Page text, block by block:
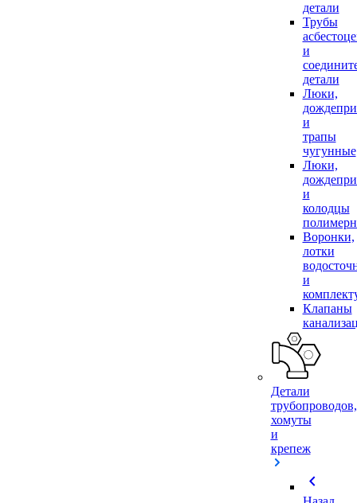
детали
Трубы
и
детали
Люки,
и
трапы
чугунные
Люки,
и
колодцы
Воронки,
лотки
и
Клапаны
Детали
трубопроводов,
хомуты
и
крепеж
chevron_left